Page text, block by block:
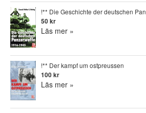
!** Die Geschichte der deutschen
50 kr
Läs mer »
!** Der kampf um ostpreussen
100 kr
Läs mer »